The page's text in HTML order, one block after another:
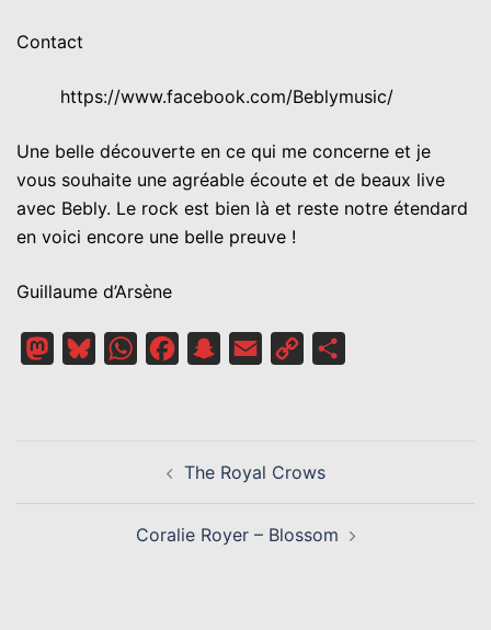
Contact
https://www.facebook.com/Beblymusic/
Une belle découverte en ce qui me concerne et je
vous souhaite une agréable écoute et de beaux live
avec Bebly. Le rock est bien là et reste notre étendard
en voici encore une belle preuve !
Guillaume d’Arsène
MastodonBlueskyWhatsAppFacebookSnapchat
Email
Copy
The Royal Crows
Coralie Royer – Blossom